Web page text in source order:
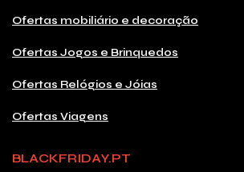
Ofertas mobiliário e decoração
Ofertas Jogos e Brinquedos
Ofertas Relógios e Jóias
Ofertas Viagens
BLACKFRIDAY.PT